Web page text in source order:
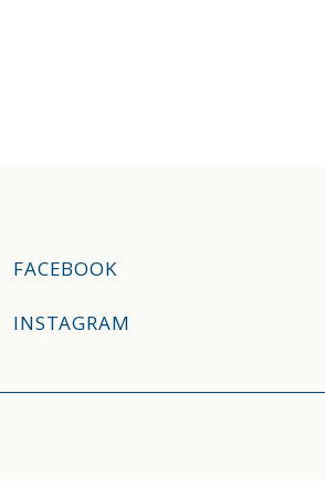
FACEBOOK
INSTAGRAM